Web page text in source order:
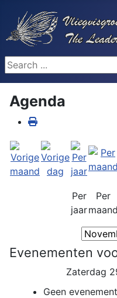
Search ...
Agenda
Per
jaar
Per
maand
Evenementen
Zaterdag
Geen